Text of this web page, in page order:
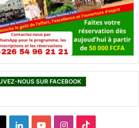
NOUS SUR FACEBOOK
L
I